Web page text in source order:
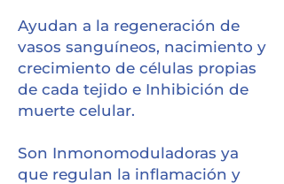
Ayudan a la regeneración de
vasos sanguíneos, nacimiento y
crecimiento de células propias
de cada tejido e Inhibición de
muerte celular.
Son Inmonomoduladoras ya
que regulan la inflamación y